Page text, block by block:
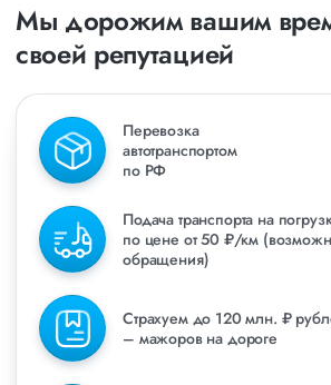
Мы дорожим вашим
своей репутацией
Перевозка
автотранспортом
по РФ
Подача транспорта на
по цене от 50 ₽/км
обращения)
Страхуем до 120 млн. ₽
– мажоров на дороге